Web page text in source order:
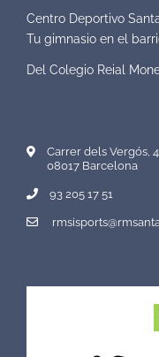
Centro Deportivo
Tu gimnasio en el
Del Colegio Reial
Carrer dels Vergós,
08017 Barcelona
93 205 17 51